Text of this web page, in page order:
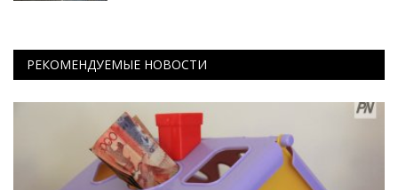
РЕКОМЕНДУЕМЫЕ НОВОСТИ